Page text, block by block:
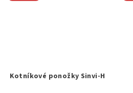
Kotníkové ponožky Sinvi-H